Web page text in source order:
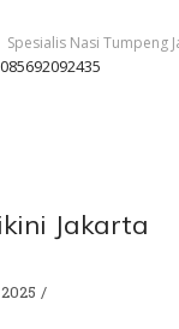
085692092435
Jakarta